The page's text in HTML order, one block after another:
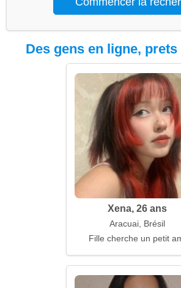
Des gens en ligne,
Xena, 26 ans
Aracuai, Brésil
Fille cherche un petit